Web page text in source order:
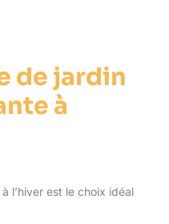
de jardin
à
l’hiver est le choix idéal